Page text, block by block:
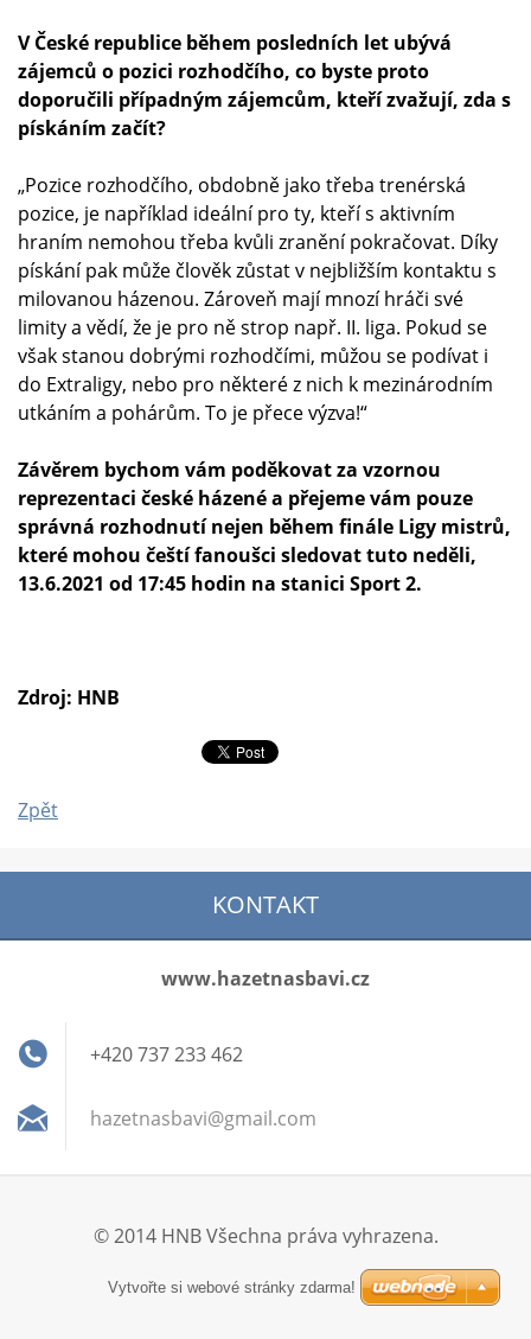
V České republice během posledních let ubývá
zájemců o pozici rozhodčího, co byste proto
doporučili případným zájemcům, kteří zvažují, zda s
pískáním začít?
„Pozice rozhodčího, obdobně jako třeba trenérská
pozice, je například ideální pro ty, kteří s aktivním
hraním nemohou třeba kvůli zranění pokračovat. Díky
pískání pak může člověk zůstat v nejbližším kontaktu s
milovanou házenou. Zároveň mají mnozí hráči své
limity a vědí, že je pro ně strop např. II. liga. Pokud se
však stanou dobrými rozhodčími, můžou se podívat i
do Extraligy, nebo pro některé z nich k mezinárodním
utkáním a pohárům. To je přece výzva!“
Závěrem bychom vám poděkovat za vzornou
reprezentaci české házené a přejeme vám pouze
správná rozhodnutí nejen během finále Ligy mistrů,
které mohou čeští fanoušci sledovat tuto neděli,
13.6.2021 od 17:45 hodin na stanici Sport 2.
Zdroj: HNB
Zpět
KONTAKT
www.hazetnasbavi.cz
+420 737 233 462
hazetnasbavi@gmail.com
© 2014 HNB Všechna práva vyhrazena.
Vytvořte si webové stránky zdarma!